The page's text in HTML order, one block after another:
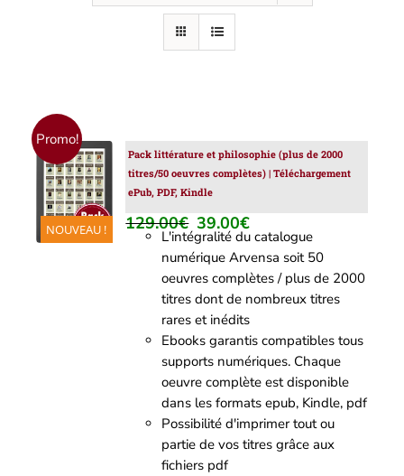
Promo!
NOUVEAU !
AJOUTER
AU
PANIER
/
DÉTAILS
Pack littérature et philosophie (plus de 2000
titres/50 oeuvres complètes) | Téléchargement
ePub, PDF, Kindle
129.00€ Le
prix
initial
était :
129.00€.
39.00€Le
prix
actuel
est :
39.00€.
L'intégralité du catalogue
numérique Arvensa soit 50
oeuvres complètes / plus de 2000
titres dont de nombreux titres
rares et inédits
Ebooks garantis compatibles tous
supports numériques. Chaque
oeuvre complète est disponible
dans les formats epub, Kindle, pdf
Possibilité d'imprimer tout ou
partie de vos titres grâce aux
fichiers pdf